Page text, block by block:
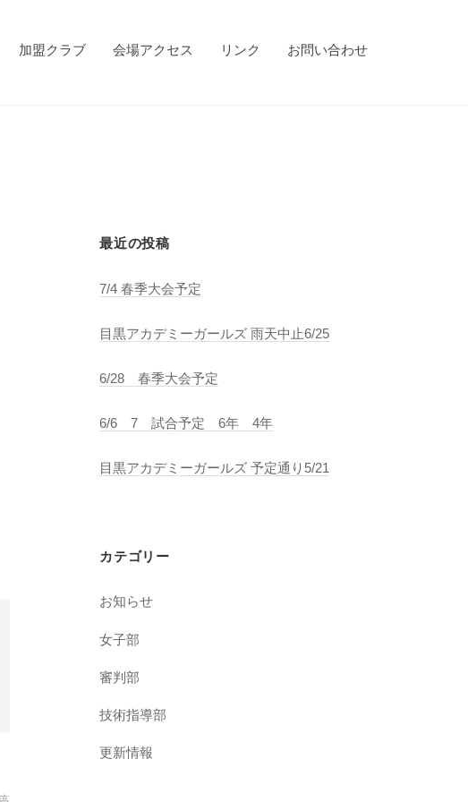
加盟クラブ 会場アクセス リンク お問い合わせ
最近の投稿
7/4 春季大会予定
目黒アカデミーガールズ 雨天中止6/25
6/28 春季大会予定
6/6 7 試合予定 6年 4年
目黒アカデミーガールズ 予定通り5/21
カテゴリー
お知らせ
女子部
審判部
技術指導部
更新情報